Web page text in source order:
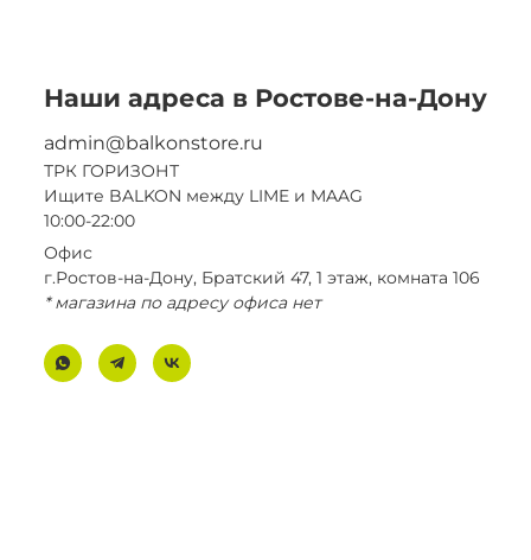
Наши адреса в Ростове-на-Дону
admin@balkonstore.ru
ТРК ГОРИЗОНТ
Ищите BALKON между LIME и MAAG
10:00-22:00
Офис
г.Ростов-на-Дону, Братский 47, 1 этаж, комната 106
* магазина по адресу офиса нет